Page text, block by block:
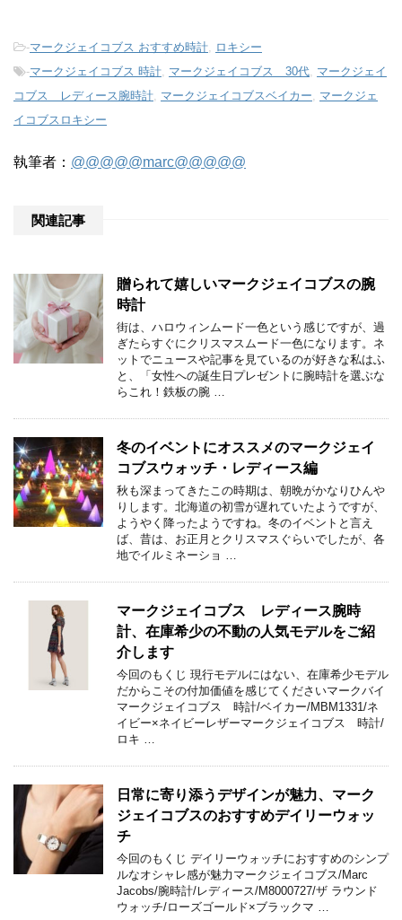
-マークジェイコブス おすすめ時計
ロキシー
-マークジェイコブス 時計 マークジェイコブス 30代 マークジェイ
コブス レディース腕時計 マークジェイコブスベイカー
マークジェ
イコブスロキシー
執筆者： @@@@@marc@@@@@
関連記事
贈られて嬉しいマークジェイコブスの腕
時計
街は、ハロウィンムード一色という感じですが、過
ぎたらすぐにクリスマスムード一色になります。ネ
ットでニュースや記事を見ているのが好きな私はふ
と、「女性への誕生日プレゼントに腕時計を選ぶな
らこれ！鉄板の腕 …
冬のイベントにオススメのマークジェイ
コブスウォッチ・レディース編
秋も深まってきたこの時期は、朝晩がかなりひんや
りします。北海道の初雪が遅れていたようですが、
ようやく降ったようですね。冬のイベントと言え
ば、昔は、お正月とクリスマスぐらいでしたが、各
地でイルミネーショ …
マークジェイコブス レディース腕時
計、在庫希少の不動の人気モデルをご紹
介します
今回のもくじ 現行モデルにはない、在庫希少モデル
だからこその付加価値を感じてくださいマークバイ
マークジェイコブス 時計/ベイカー/MBM1331/ネ
イビー×ネイビーレザーマークジェイコブス 時計/
ロキ …
日常に寄り添うデザインが魅力、マーク
ジェイコブスのおすすめデイリーウォッ
チ
今回のもくじ デイリーウォッチにおすすめのシンプ
ルなオシャレ感が魅力マークジェイコブス/Marc
Jacobs/腕時計/レディース/M8000727/ザ ラウンド
ウォッチ/ローズゴールド×ブラックマ …